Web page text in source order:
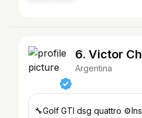
6. Victor
Argentina
🔧Golf GTI dsg quattro